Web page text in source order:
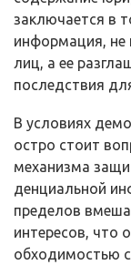
заключается в
информация, не
лиц, а ее
последствия
В условиях
остро стоит
механизма
денциальной
пределов
интересов, что
обходимостью